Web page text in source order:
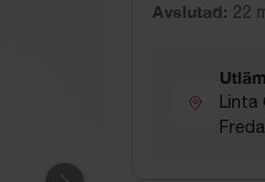
Avslutad: 22